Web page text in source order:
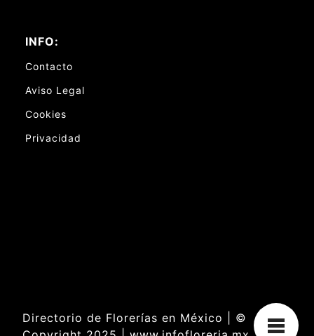
INFO:
Contacto
Aviso Legal
Cookies
Privacidad
Directorio de Florerías en México | ©